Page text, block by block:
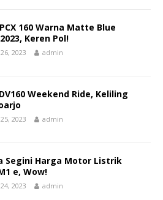
160 Warna Matte Blue
Keren Pol!
2023 admin
Weekend Ride, Keliling
2023 admin
Segini Harga Motor Listrik
e, Wow!
2023 admin